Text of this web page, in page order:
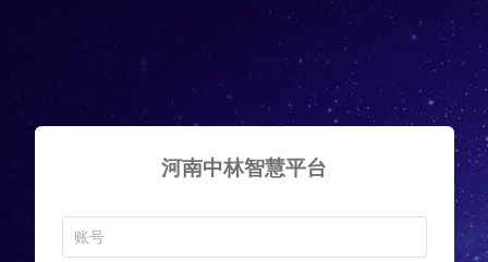
河南中林智慧平台